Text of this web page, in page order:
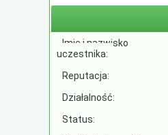
Imię i nazwisko
uczestnika:
Reputacja:
Działalność:
Status: